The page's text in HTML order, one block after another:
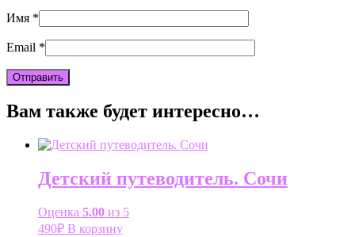
Имя *
Email *
Вам также будет интересно…
Детский путеводитель. Сочи
Оценка 5.00 из 5
490₽ В корзину